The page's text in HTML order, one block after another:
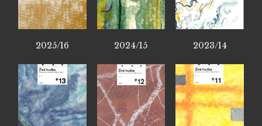
2025/16 2024/15 2023/14